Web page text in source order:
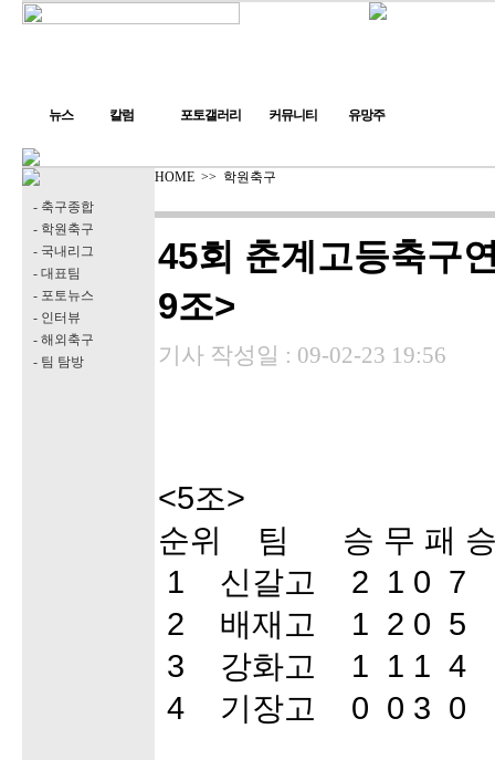
뉴스 칼럼 포토갤러리 커뮤니티 유망주
- 축구종합
- 학원축구
- 국내리그
- 대표팀
- 포토뉴스
- 인터뷰
- 해외축구
- 팀 탐방
HOME >> 학원축구
45회 춘계고등축구
9조>
기사 작성일 : 09-02-23 19:56
<5조>
순위 팀 승 무 패 승
1 신갈고 2 1 0 7
2 배재고 1 2 0 5
3 강화고 1 1 1 4
4 기장고 0 0 3 0